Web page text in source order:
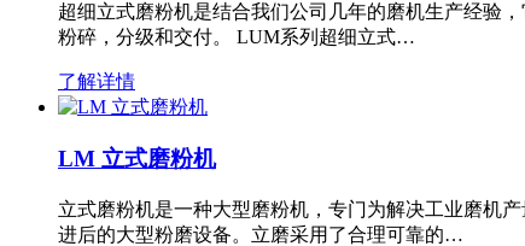
超细立式磨粉机是结合我们公司几年的磨机生产经验
粉碎，分级和交付。 LUM系列超细立式…
了解详情
LM 立式磨粉机
立式磨粉机是一种大型磨粉机，专门为解决工业磨机
进后的大型粉磨设备。立磨采用了合理可靠的…